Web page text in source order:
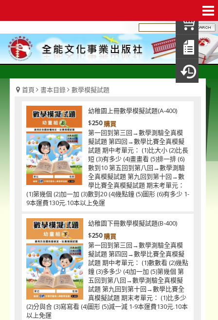
首頁 書本目錄 數學模擬試題
幼稚園上冊數學模擬試題(A-400)
$250購買
第一回到第三回→數學測驗全真模
擬試題 第四回→數學比賽全真模擬
試題 期中考單元： (1)比大小 (2)比長
短 (3)有多少 (4)畫畫看 (5)排一排 (6)
數到10 第五回到第八回→數學測驗
全真模擬試題 第九回到第十回→數
學比賽全真模擬試題 期末考單元：
(1)第幾個 (2)加一加 (3)數到20 (4)幾點鐘 (5)圖形 (6)有多少 1-
9本運費130元.10本以上免運
幼稚園下冊數學模擬試題(B-400)
$250購買
第一回到第三回→數學測驗全真模
擬試題 第四回→數學比賽全真模擬
試題 期中考單元： (1)數數看 (2)幾點
鐘 (3)多多少 (4)加一加 (5)第幾個 第
五回到第八回→數學測驗全真模擬
試題 第九回到第十回→數學比賽全
真模擬試題 期末考單元： (1)比多少
(2)分與合 (3)寫寫看 (4)圖形 (5)減一減 1-9本運費130元.10本
以上免運
我
查
填